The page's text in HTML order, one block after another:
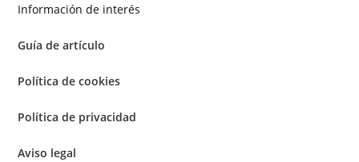
Información de interés
Guía de artículo
Política de cookies
Política de privacidad
Aviso legal